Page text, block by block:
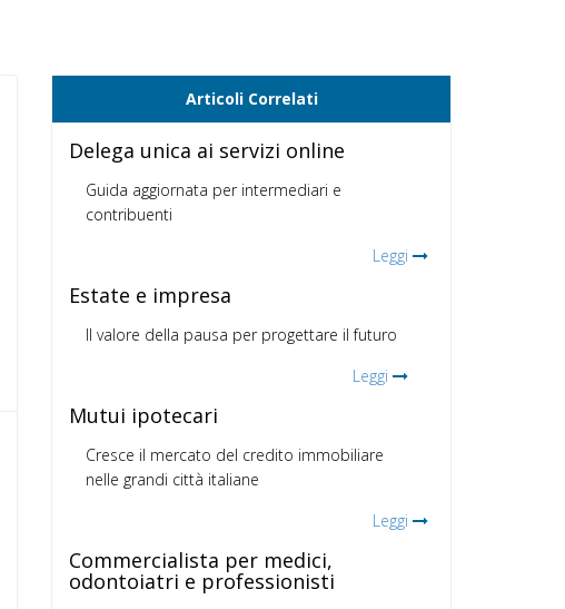
Articoli Correlati
Delega unica ai servizi online
Guida aggiornata per intermediari e
contribuenti
Leggi
Estate e impresa
Il valore della pausa per progettare il futuro
Leggi
Mutui ipotecari
Cresce il mercato del credito immobiliare
nelle grandi città italiane
Leggi
Commercialista per medici,
odontoiatri e professionisti